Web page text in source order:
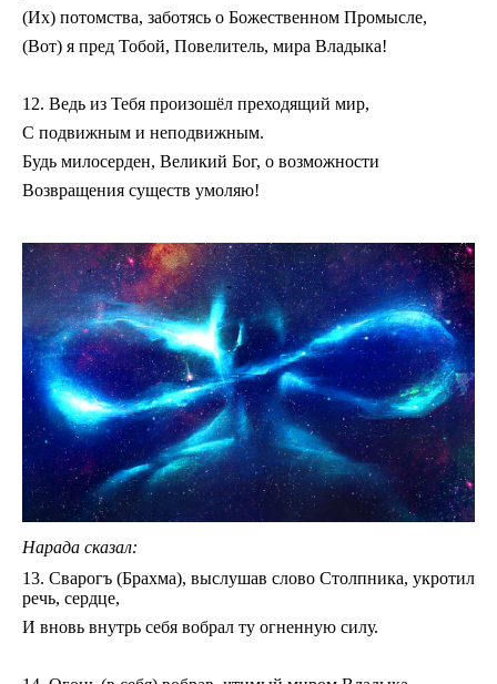
(Их) потомства, заботясь о Божественном Промысле,
(Вот) я пред Тобой, Повелитель, мира Владыка!
12. Ведь из Тебя произошёл преходящий мир,
С подвижным и неподвижным.
Будь милосерден, Великий Бог, о возможности
Возвращения существ умоляю!
Нарада сказал:
13. Сварогъ (Брахма), выслушав слово Столпника, укротил
речь, сердце,
И вновь внутрь себя вобрал ту огненную силу.